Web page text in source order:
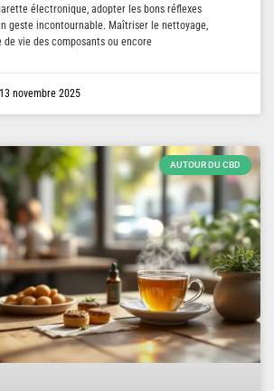
électronique, adopter les bons réflexes
geste incontournable. Maîtriser le nettoyage,
vie des composants ou encore
13 novembre 2025
AUTOUR DU CBD